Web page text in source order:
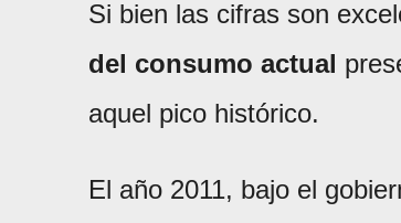
Si bien las cifras son
del consumo actual
aquel pico histórico.
El año 2011, bajo el